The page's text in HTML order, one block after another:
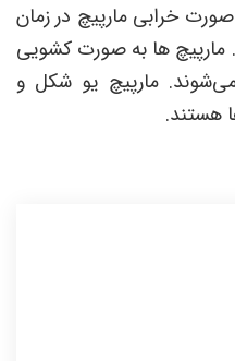
خرابی مارپیچ در زمان
مارپیچ ها به صورت کشویی
مارپیچ یو شکل و
هستند.